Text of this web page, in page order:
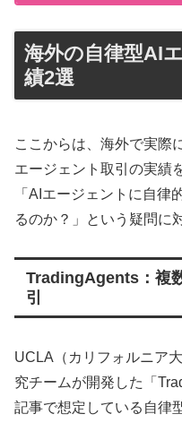
海外の自律型AI
績2選
ここからは、海外で実際
エージェント取引の実績
「AIエージェントに自律
るのか？」という疑問に
TradingAgents：複
引
UCLA（カリフォルニア
究チームが開発した「
記事で想定している自律